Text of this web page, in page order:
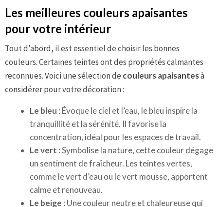
Les meilleures couleurs apaisantes
pour votre intérieur
Tout d’abord, il est essentiel de choisir les bonnes
couleurs. Certaines teintes ont des propriétés calmantes
reconnues. Voici une sélection de couleurs apaisantesà
considérer pour votre décoration :
Le bleu : Évoque le ciel et l’eau, le bleu inspire la
tranquillité et la sérénité. Il favorise la
concentration, idéal pour les espaces de travail.
Le vert : Symbolise la nature, cette couleur dégage
un sentiment de fraîcheur. Les teintes vertes,
comme le vert d’eau ou le vert mousse, apportent
calme et renouveau.
Le beige : Une couleur neutre et chaleureuse qui